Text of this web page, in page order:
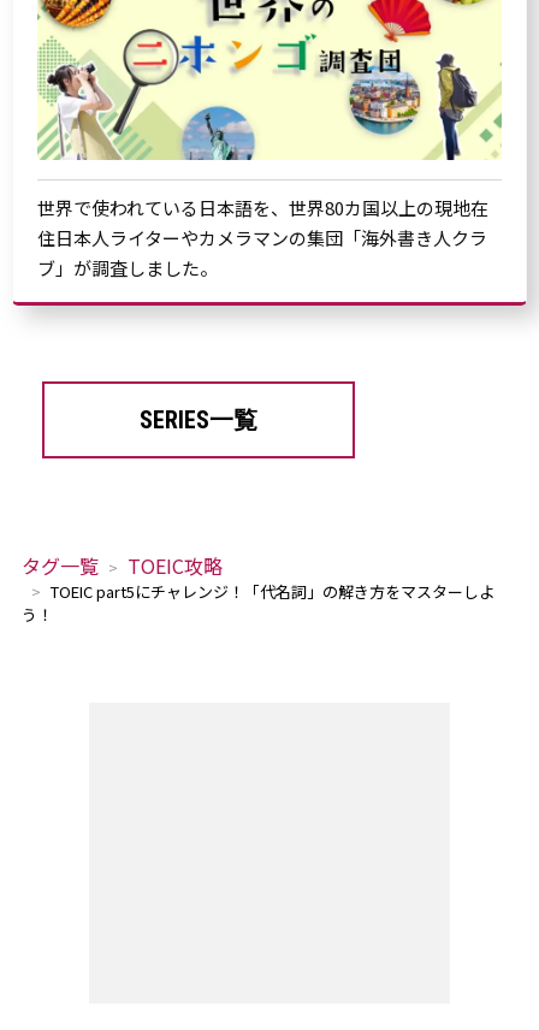
世界で使われている日本語を、世界80カ国以上の現地在
住日本人ライターやカメラマンの集団「海外書き人クラ
ブ」が調査しました。
SERIES一覧
タグ一覧 TOEIC攻略
TOEIC part5にチャレンジ！「代名詞」の解き方をマスターしよ
う！